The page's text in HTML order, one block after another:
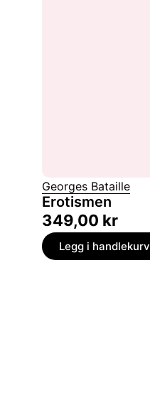
Georges Bataille
Erotismen
349,00 kr
Legg i handlekurv